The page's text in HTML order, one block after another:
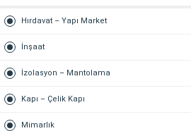
Hırdavat – Yapı Market
İnşaat
İzolasyon – Mantolama
Kapı – Çelik Kapı
Mimarlık